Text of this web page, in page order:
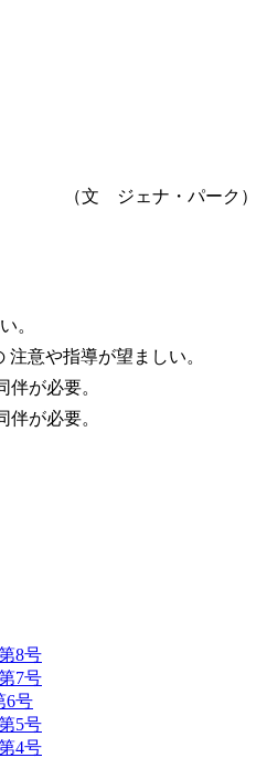
（文 ジェナ・パーク）
。
意や指導が望ましい。
が必要。
が必要。
8号
7号
6号
5号
4号